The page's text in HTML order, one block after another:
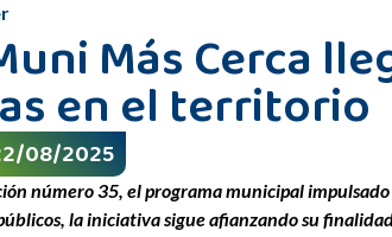
Más Cerca
en el territorio
08/2025
número 35, el programa municipal
la iniciativa sigue afianzando su